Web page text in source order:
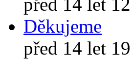
Děkujeme
před 14 let